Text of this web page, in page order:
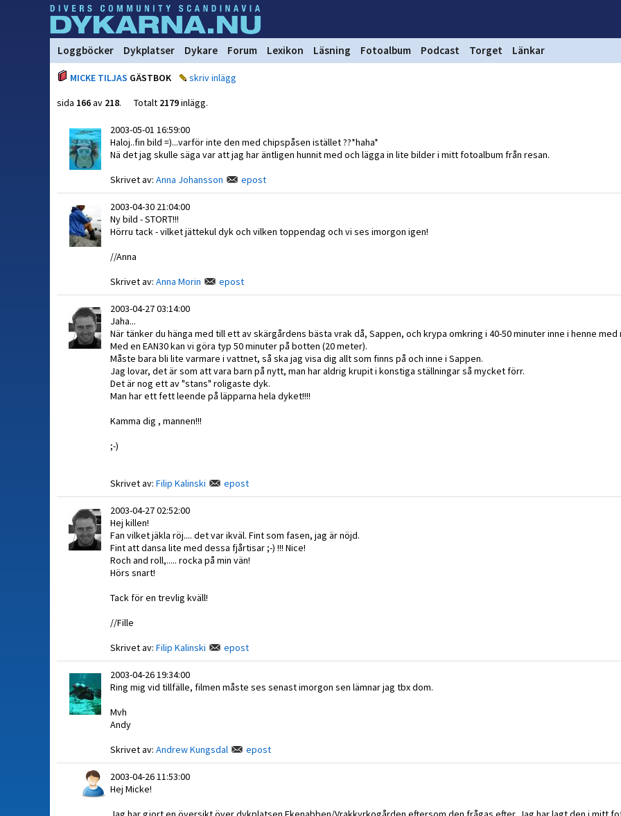
Loggböcker Dykplatser Dykare Forum Lexikon Läsning Fotoalbum Podcast Torget Länkar
MICKE TILJAS GÄSTBOK
skriv inlägg
sida 166av 218. Totalt 2179inlägg.
2003-05-01 16:59:00
Haloj..fin bild =)...varför inte den med chipspåsen istället ??*haha*
Nä det jag skulle säga var att jag har äntligen hunnit med och lägga in lite bilder i mitt fotoalbum från resan.
Skrivet av: Anna Johansson epost
2003-04-30 21:04:00
Ny bild - STORT!!!
Hörru tack - vilket jättekul dyk och vilken toppendag och vi ses imorgon igen!
//Anna
Skrivet av: Anna Morin epost
2003-04-27 03:14:00
Jaha...
När tänker du hänga med till ett av skärgårdens bästa vrak då, Sappen, och krypa omkring i 40-50 minuter inne i henne med
Med en EAN30 kan vi göra typ 50 minuter på botten (20 meter).
Måste bara bli lite varmare i vattnet, så ska jag visa dig allt som finns på och inne i Sappen.
Jag lovar, det är som att vara barn på nytt, man har aldrig krupit i konstiga ställningar så mycket förr.
Det är nog ett av "stans" roligaste dyk.
Man har ett fett leende på läpparna hela dyket!!!!
Kamma dig , mannen!!!
;-)
Skrivet av: Filip Kalinski epost
2003-04-27 02:52:00
Hej killen!
Fan vilket jäkla röj.... det var ikväl. Fint som fasen, jag är nöjd.
Fint att dansa lite med dessa fjårtisar ;-) !!! Nice!
Roch and roll,..... rocka på min vän!
Hörs snart!
Tack för en trevlig kväll!
//Fille
Skrivet av: Filip Kalinski epost
2003-04-26 19:34:00
Ring mig vid tillfälle, filmen måste ses senast imorgon sen lämnar jag tbx dom.
Mvh
Andy
Skrivet av: Andrew Kungsdal epost
2003-04-26 11:53:00
Hej Micke!